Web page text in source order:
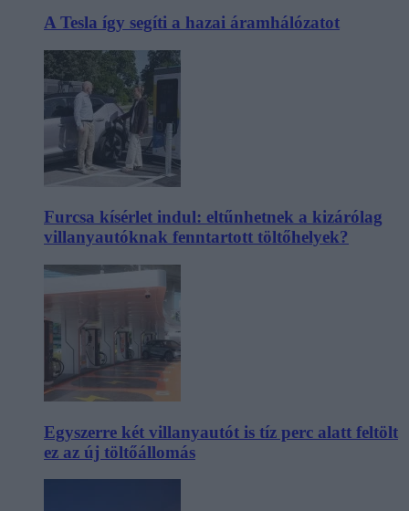
A Tesla így segíti a hazai áramhálózatot
Furcsa kísérlet indul: eltűnhetnek a kizárólag
villanyautóknak fenntartott töltőhelyek?
Egyszerre két villanyautót is tíz perc alatt feltölt
ez az új töltőállomás